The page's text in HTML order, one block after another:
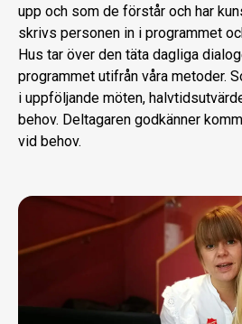
upp och som de förstår och har
skrivs personen in i programmet
Hus tar över den täta dagliga
programmet utifrån våra metoder.
i uppföljande möten,
behov. Deltagaren godkänner
vid behov.